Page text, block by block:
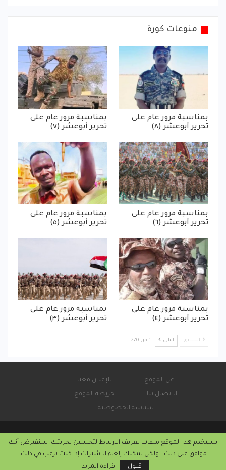
منوعات كورة
بمناسبة مرور عام على
تحرير أبوعشر (٨)
بمناسبة مرور عام على
تحرير أبوعشر (٧)
بمناسبة مرور عام على
تحرير أبوعشر (٦)
بمناسبة مرور عام على
تحرير أبوعشر (٥)
بمناسبة مرور عام على
تحرير أبوعشر (٤)
بمناسبة مرور عام على
تحرير أبوعشر (٣)
السابق التالي 1 من 270
عن الموقع
للإعلان معنا
الاتصال بنا
خريطة الموقع
سياسة الخصوصية
© 2026 - صحيفة كورة سودانية الإلكترونية.
التركيب والاستضافة من
يستخدم هذا الموقع ملفات تعريف الارتباط لتحسين تجربتك. سنفترض أنك
موافق على ذلك ، ولكن يمكنك إلغاء الاشتراك إذا كنت ترغب في ذلك.
قبول
قراءة المزيد